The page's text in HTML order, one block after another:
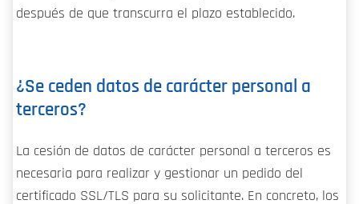
después de que transcurra el plazo establecido.
¿Se ceden datos de carácter personal a
terceros?
La cesión de datos de carácter personal a terceros es
necesaria para realizar y gestionar un pedido del
certificado SSL/TLS para su solicitante. En concreto, los